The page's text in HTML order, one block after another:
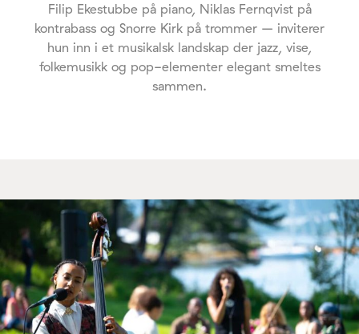
Filip Ekestubbe på piano, Niklas Fernqvist på
kontrabass og Snorre Kirk på trommer – inviterer
hun inn i et musikalsk landskap der jazz, vise,
folkemusikk og pop-elementer elegant smeltes
sammen.